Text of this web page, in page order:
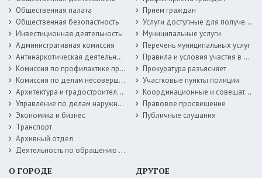
Общественная палата
Общественная безопастность
Инвестиционная деятельность
Административная комиссия
Антинаркотическая деятельность
Комиссия по профилактике правонарушений
Комиссия по делам несовершеннолетних
Архитектура и градостроительство
Управление по делам наружной рекламы
Экономика и бизнес
Транспорт
Архивный отдел
Деятельность по обращению с животными без владельцев
Прием граждан
Услуги доступные для получения в электронной форме
Муниципальные услуги
Перечень муниципальных услуг
Правила и условия участия в жилищных программах
Прокуратура разъясняет
Участковые пункты полиции
Координационные и совещательные органы
Правовое просвещение
Публичные слушания
О ГОРОДЕ ДРУГОЕ